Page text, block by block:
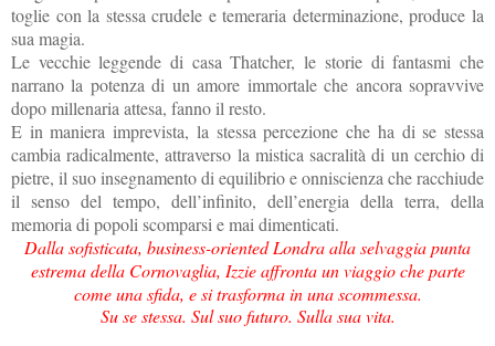
toglie con la stessa crudele e temeraria determinazione, produce la
sua magia.
Le vecchie leggende di casa Thatcher, le storie di fantasmi che
narrano la potenza di un amore immortale che ancora sopravvive
dopo millenaria attesa, fanno il resto.
E in maniera imprevista, la stessa percezione che ha di se stessa
cambia radicalmente, attraverso la mistica sacralità di un cerchio di
pietre, il suo insegnamento di equilibrio e onniscienza che racchiude
il senso del tempo, dell’infinito, dell’energia della terra, della
memoria di popoli scomparsi e mai dimenticati.
Dalla sofisticata, business-oriented Londra alla selvaggia punta
estrema della Cornovaglia, Izzie affronta un viaggio che parte
come una sfida, e si trasforma in una scommessa.
Su se stessa. Sul suo futuro. Sulla sua vita.